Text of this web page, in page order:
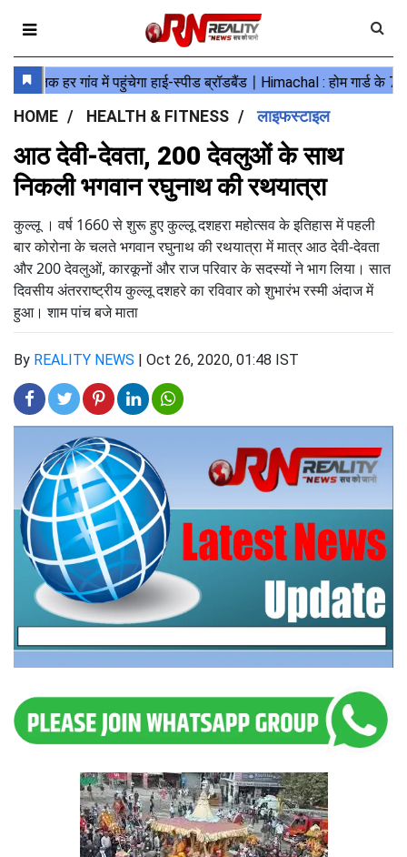
HOME HEALTH & FITNESS लाइफस्टाइल
आठ देवी-देवता, 200 देवलुओं के साथ
निकली भगवान रघुनाथ की रथयात्रा
कुल्लू । वर्ष 1660 से शुरू हुए कुल्लू दशहरा महोत्सव के इतिहास में पहली
बार कोरोना के चलते भगवान रघुनाथ की रथयात्रा में मात्र आठ देवी-देवता
और 200 देवलुओं, कारकूनों और राज परिवार के सदस्यों ने भाग लिया। सात
दिवसीय अंतरराष्ट्रीय कुल्लू दशहरे का रविवार को शुभारंभ रस्मी अंदाज में
हुआ। शाम पांच बजे माता
By REALITY NEWS | Oct 26, 2020, 01:48 IST